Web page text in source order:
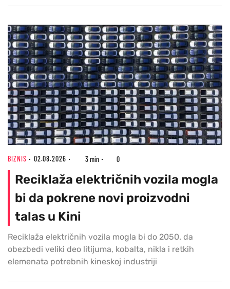
BIZNIS 02.08.2026 3 min 0
Reciklaža električnih vozila mogla
bi da pokrene novi proizvodni
talas u Kini
Reciklaža električnih vozila mogla bi do 2050. da
obezbedi veliki deo litijuma, kobalta, nikla i retkih
elemenata potrebnih kineskoj industriji